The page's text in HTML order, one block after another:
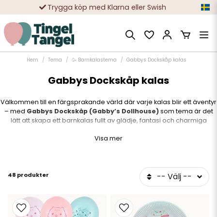
Trygga köp med Klarna eller Swish
10 000-tals nöjda kunder
Hem Tema 🥳 Barnkalastema Gabbys Dockskåp kalas
Gabbys Dockskåp kalas
Välkommen till en färgsprakande värld där varje kalas blir ett äventyr
– med Gabbys Dockskåp (Gabby’s Dollhouse)som tema är det
lätt att skapa ett barnkalas fullt av glädje, fantasi och charmiga
Gabbys magiska dockskåp – från färgglada tallrikar och ballonger till
Perfekt för små fans av Netflix-favoriten som älskar pyssel,
överraskningar och magiska minivärldar!
Allt du behöver för ett lyckat Gabbys Dockskåp-
Visa mer
48 produkter -- Välj --